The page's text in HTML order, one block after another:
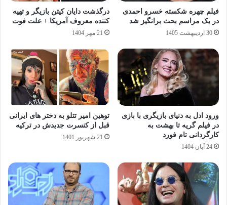
فیلم چهره شکسته خسرو احمدی
در یک مراسم بحث برانگیز شد
30 اردیبهشت 1405
درگذشت دایان کیتن بازیگر و تهیه
کننده معروف آمریکا + علت فوت
21 مهر 1404
ورود ادل به دنیای بازیگری با بازی
در فیلم گریه تا بهشت به
کارگردانی تام فورد
24 آبان 1404
توهین امیر تتلو به دختر های ایرانی
قبل از کنسرت جدیدش در ترکیه
21 شهریور 1401